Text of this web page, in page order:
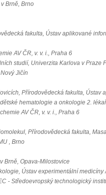
Brně, Brno
fakulta, Ústav aplikované
AV ČR, v. v. i., Praha 6
studií, Univerzita Karlova v Praze
Jičín
Přírodovědecká fakulta, Ústav
hematologie a onkologie 2.
AV ČR, v. v. i., Praha 6
Přírodovědecká fakulta,
, Brno
Brně, Opava-Milostovice
Ústav experimentální medicíny
- Středoevropský technologický